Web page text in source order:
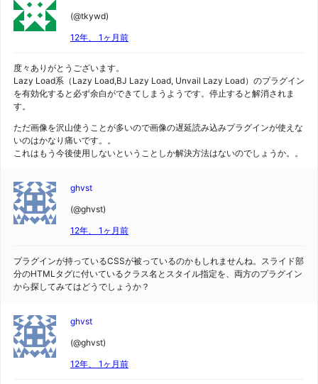
(@tkywd)
12年、 1ヶ月前
度々ありがとうございます。
Lazy Load系（Lazy Load,BJ Lazy Load, Unvail Lazy Load）のプラグイン
を有効化すると必ず余白ができてしまうようです。停止すると解消されま
す。
ただ画像を沢山使うことが多いので画像の遅延読み込みプラグインが使えな
いのはかなり痛いです。。
これはもう今後使用しないということしか解決方法はないのでしょうか。。
ghvst
(@ghvst)
12年、 1ヶ月前
プラグインが持っているCSSが被っているのかもしれませんね。スライド部
分のHTMLタグに付いているクラス名とスタイル指定を、両方のプラグイン
から探してみてはどうでしょうか？
ghvst
(@ghvst)
12年、 1ヶ月前